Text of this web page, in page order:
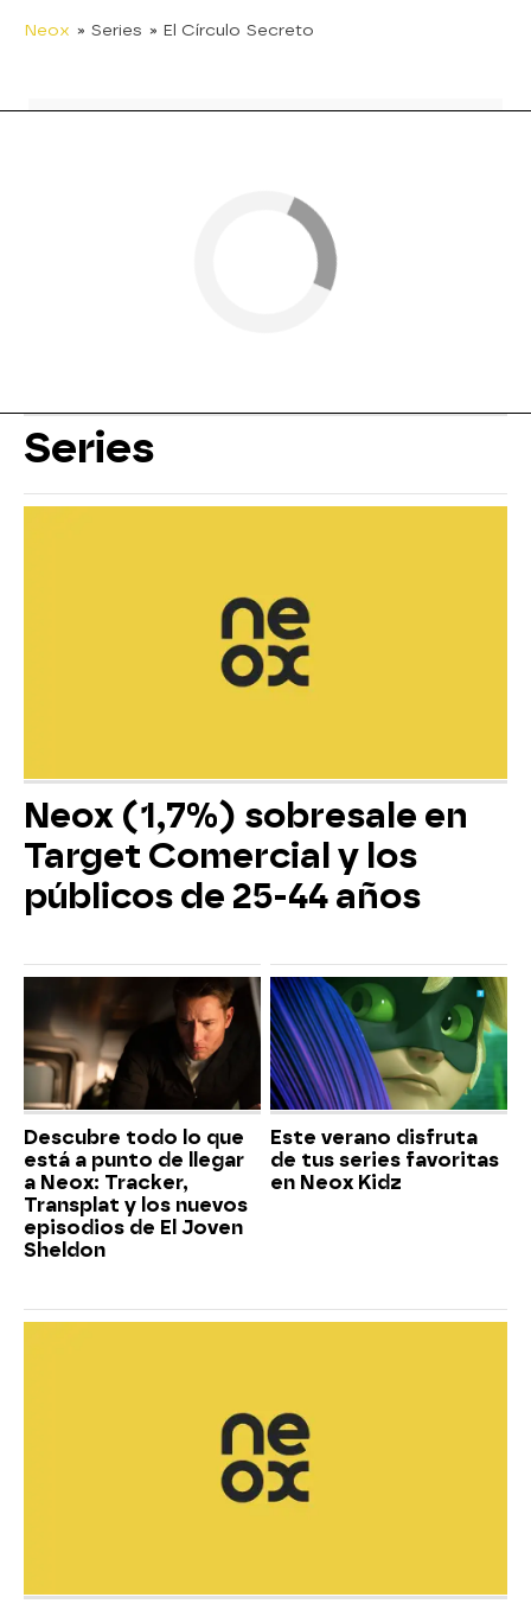
Neox » Series » El Círculo Secreto
Series
Neox (1,7%) sobresale en
Target Comercial y los
públicos de 25-44 años
Descubre todo lo que
está a punto de llegar
a Neox: Tracker,
Transplat y los nuevos
episodios de El Joven
Sheldon
Este verano disfruta
de tus series favoritas
en Neox Kidz